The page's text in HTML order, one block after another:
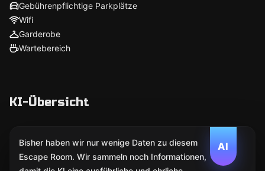
Gebührenpflichtige Parkplätze
Wifi
Garderobe
Wartebereich
KI-Übersicht
AI
Bisher haben wir nur wenige Daten zu diesem
Escape Room. Wir sammeln noch Informationen,